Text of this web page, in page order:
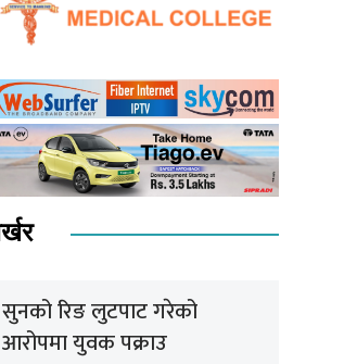
सुनको रिङ लुटपाट गरेको
आरोपमा युवक पक्राउ